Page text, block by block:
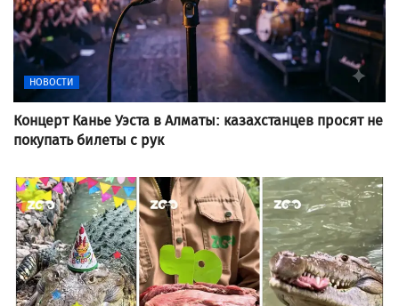
НОВОСТИ
Концерт Канье Уэста в Алматы: казахстанцев просят не
покупать билеты с рук